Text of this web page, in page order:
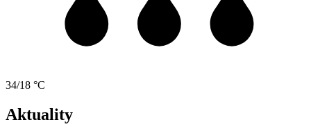
34/18 °C
Aktuality